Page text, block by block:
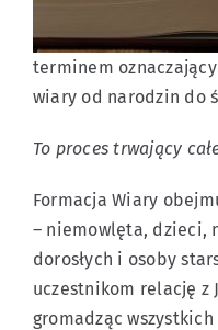
Wydarzenia
Po polsku
Kontakt
terminem
wiary od narodzin do
To proces trwający
Formacja Wiary
– niemowlęta, dzieci,
dorosłych i osoby
uczestnikom relację z
gromadząc